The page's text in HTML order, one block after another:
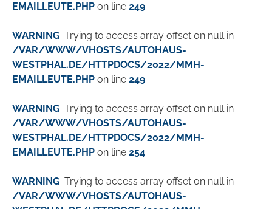
EMAILLEUTE.PHP on line 249
WARNING: Trying to access array offset on null in
/VAR/WWW/VHOSTS/AUTOHAUS-
WESTPHAL.DE/HTTPDOCS/2022/MMH-
EMAILLEUTE.PHP on line 249
WARNING: Trying to access array offset on null in
/VAR/WWW/VHOSTS/AUTOHAUS-
WESTPHAL.DE/HTTPDOCS/2022/MMH-
EMAILLEUTE.PHP on line 254
WARNING: Trying to access array offset on null in
/VAR/WWW/VHOSTS/AUTOHAUS-